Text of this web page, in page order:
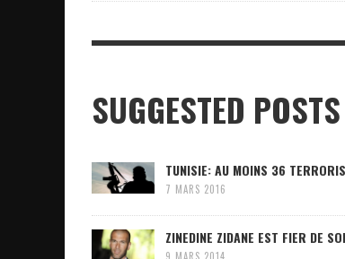
SUGGESTED POSTS
TUNISIE: AU MOINS 36
7 MARS 2016
ZINEDINE ZIDANE EST FIER DE